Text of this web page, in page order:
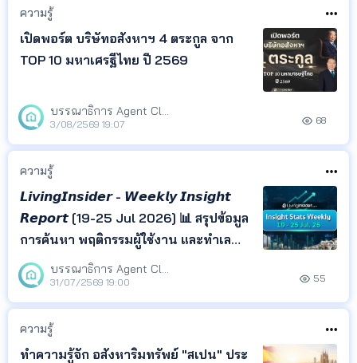
อสังหาริมทรัพย์ได้ในที่เดียว
ความรู้
เปิดพอร์ต บริษัทอสังหาฯ 4 ตระกูล จาก
TOP 10 มหาเศรฐีไทย ปี 2569
3/08/2569 19:07 68
ความรู้
𝙇𝙞𝙫𝙞𝙣𝙜𝙄𝙣𝙨𝙞𝙙𝙚𝙧 - 𝙒𝙚𝙚𝙠𝙡𝙮 𝙄𝙣𝙨𝙞𝙜𝙝𝙩
𝙍𝙚𝙥𝙤𝙧𝙩 [19-25 Jul 2026] 📊 สรุปข้อมูล
การค้นหา พฤติกรรมผู้ใช้งาน และทำเล
ยอดนิยม จาก LivingInsider พร้อม
Insight ที่สะท้อนความสนใจของผู้ค้นหา
เพื่อช่วยให้เจ้าของอสังหาฯ เอเจนต์ และ
นักลงทุน ติดตามทิศทางตลาด และนำ
ข้อมูลไปวางแผนกา
31/07/2569 19:00 55
ความรู้
ทำความรู้จัก อสังหาริมทรัพย์ "สเปน" ประ